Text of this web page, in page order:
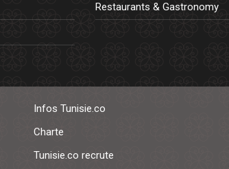
Restaurants & Gastronomy
Infos Tunisie.co
Charte
Tunisie.co recrute